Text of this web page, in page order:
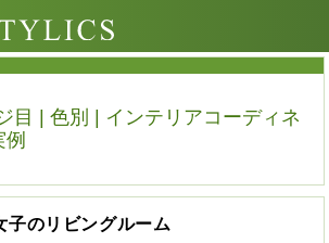
目 | 色別 | インテリアコーディネ
子のリビングルーム